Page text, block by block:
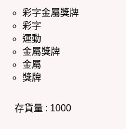
彩字金屬獎牌
彩字
運動
金屬獎牌
金屬
獎牌
存貨量 : 1000